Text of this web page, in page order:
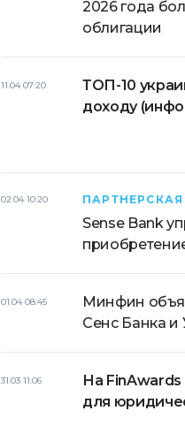
2026 года
облигации
11.04 07:20
ТОП-10
доходу
02.04 10:20 ПАРТНЕРСКАЯ
Sense Bank
01.04 08:45
Минфин
Сенс Банка и
31.03 11:06
На
для